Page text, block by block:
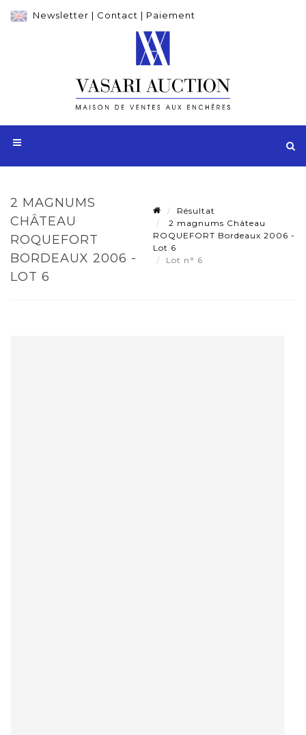
Newsletter | Contact | Paiement
2 MAGNUMS
CHÂTEAU
ROQUEFORT
BORDEAUX 2006 -
LOT 6
Résultat
2 magnums Château
ROQUEFORT Bordeaux 2006 -
Lot 6
Lot n° 6